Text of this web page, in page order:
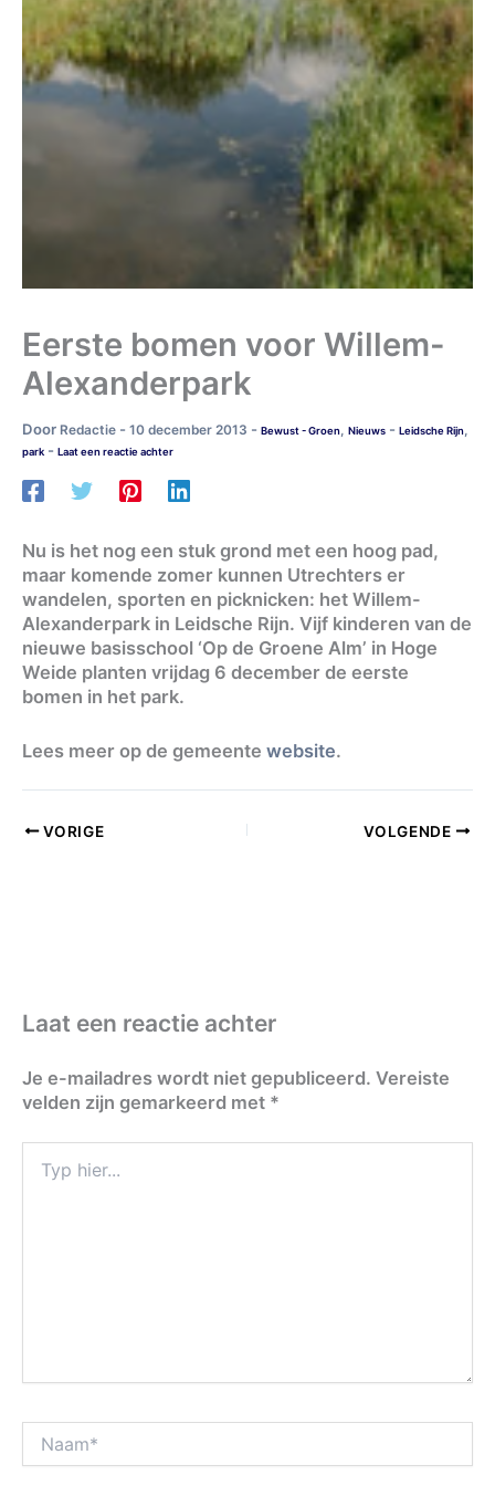
Eerste bomen voor Willem-
Alexanderpark
Door Redactie - 10 december 2013 - Bewust - Groen, Nieuws - Leidsche Rijn,
park - Laat een reactie achter
Nu is het nog een stuk grond met een hoog pad,
maar komende zomer kunnen Utrechters er
wandelen, sporten en picknicken: het Willem-
Alexanderpark in Leidsche Rijn. Vijf kinderen van de
nieuwe basisschool ‘Op de Groene Alm’ in Hoge
Weide planten vrijdag 6 december de eerste
bomen in het park.
Lees meer op de gemeente website.
VORIGE VOLGENDE
Laat een reactie achter
Je e-mailadres wordt niet gepubliceerd. Vereiste
velden zijn gemarkeerd met *
hier...